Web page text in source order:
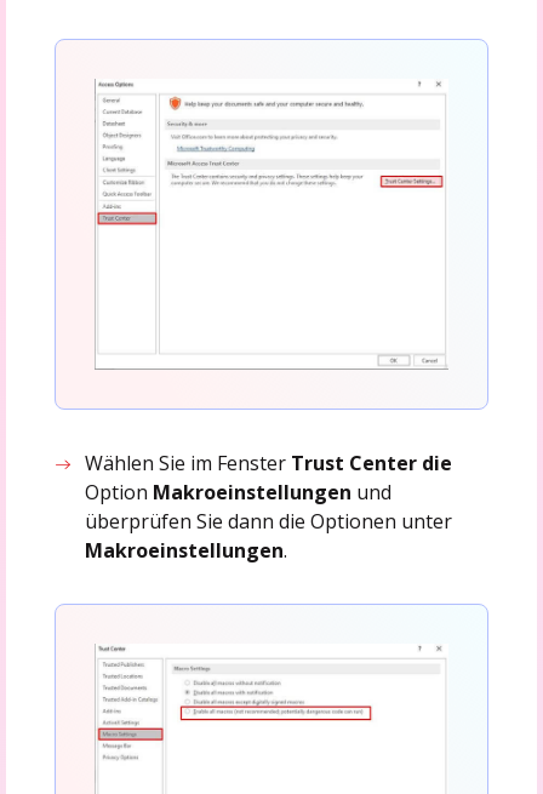
Wählen Sie im Fenster Trust Center die
Option Makroeinstellungen und
überprüfen Sie dann die Optionen unter
Makroeinstellungen.